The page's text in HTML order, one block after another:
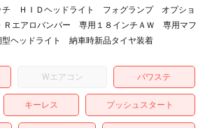
チ ＨＩＤヘッドライト フォグランプ オプショ
Ｒエアロバンパー 専用１８インチＡＷ 専用マフ
ヘッドライト 納車時新品タイヤ装着
Wエアコン パワステ
キーレス プッシュスタート